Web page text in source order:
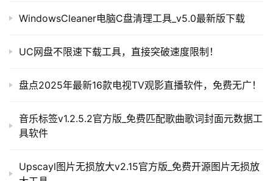
WindowsCleaner电脑C盘清理工具_v5.0最新版下载
UC网盘不限速下载工具，直接突破速度限制！
盘点2025年最新16款电视TV观影直播软件，免费无广！
音乐标签v1.2.5.2官方版_免费匹配歌曲歌词封面元数据工
具软件
Upscayl图片无损放大v2.15官方版_免费开源图片无损放